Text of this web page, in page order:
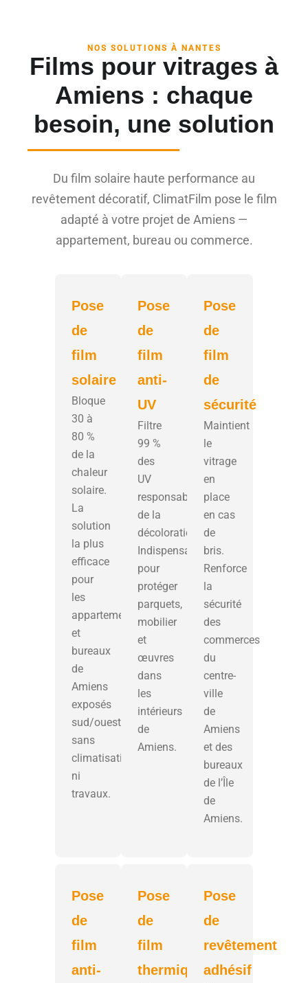
NOS SOLUTIONS À NANTES
Films pour vitrages à
Amiens : chaque
besoin, une solution
Du film solaire haute performance au
revêtement décoratif, ClimatFilm pose le film
adapté à votre projet de Amiens —
appartement, bureau ou commerce.
Pose
de
film
solaire
Bloque
30 à
80 %
de la
chaleur
solaire.
La
solution
la plus
efficace
pour
les
appartements
et
bureaux
de
Amiens
exposés
sud/ouest,
sans
climatisation
ni
travaux.
Pose
de
film
anti-
UV
Filtre
99 %
des
UV
responsables
de la
décoloration.
Indispensable
pour
protéger
parquets,
mobilier
et
œuvres
dans
les
intérieurs
de
Amiens.
Pose
de
film
de
sécurité
Maintient
le
vitrage
en
place
en cas
de
bris.
Renforce
la
sécurité
des
commerces
du
centre-
ville
de
Amiens
et des
bureaux
de l’Île
de
Amiens.
Pose
de
film
anti-
Pose
de
film
thermique
Pose
de
revêtement
adhésif